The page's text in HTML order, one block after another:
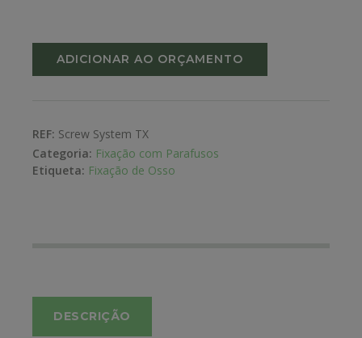
ADICIONAR AO ORÇAMENTO
REF: Screw System TX
Categoria: Fixação com Parafusos
Etiqueta: Fixação de Osso
DESCRIÇÃO